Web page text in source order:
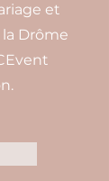
et
Drôme